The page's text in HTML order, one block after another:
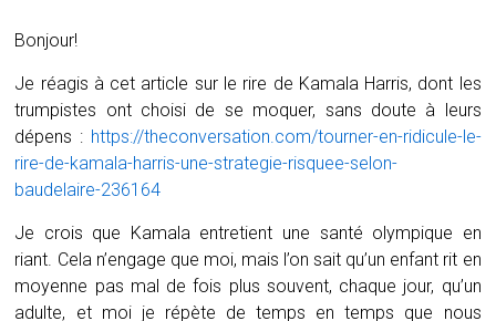
Bonjour!
Je réagis à cet article sur le rire de Kamala Harris, dont les
trumpistes ont choisi de se moquer, sans doute à leurs
dépens : https://theconversation.com/tourner-en-ridicule-le-
rire-de-kamala-harris-une-strategie-risquee-selon-
baudelaire-236164
Je crois que Kamala entretient une santé olympique en
riant. Cela n’engage que moi, mais l’on sait qu’un enfant rit en
moyenne pas mal de fois plus souvent, chaque jour, qu’un
adulte, et moi je répète de temps en temps que nous